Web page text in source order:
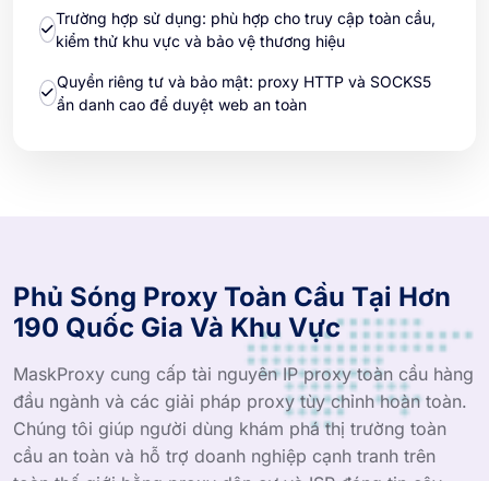
Trường hợp sử dụng: phù hợp cho truy cập toàn cầu,
kiểm thử khu vực và bảo vệ thương hiệu
Quyền riêng tư và bảo mật: proxy HTTP và SOCKS5
ẩn danh cao để duyệt web an toàn
Phủ Sóng Proxy Toàn Cầu Tại Hơn
190 Quốc Gia Và Khu Vực
MaskProxy cung cấp tài nguyên IP proxy toàn cầu hàng
đầu ngành và các giải pháp proxy tùy chỉnh hoàn toàn.
Chúng tôi giúp người dùng khám phá thị trường toàn
cầu an toàn và hỗ trợ doanh nghiệp cạnh tranh trên